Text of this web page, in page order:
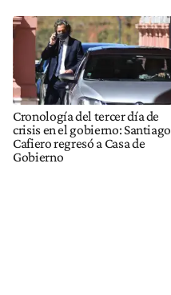
Cronología del tercer día de
crisis en el gobierno: Santiago
Cafiero regresó a Casa de
Gobierno